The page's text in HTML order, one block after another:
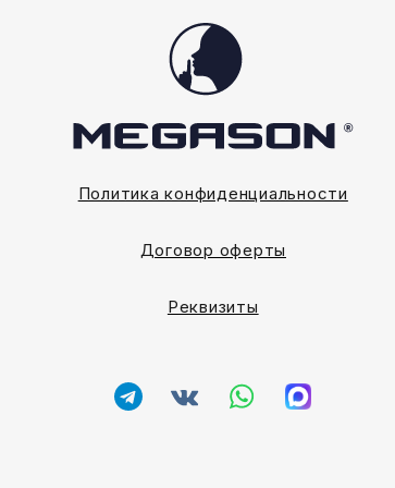
Политика конфиденциальности
Договор оферты
Реквизиты